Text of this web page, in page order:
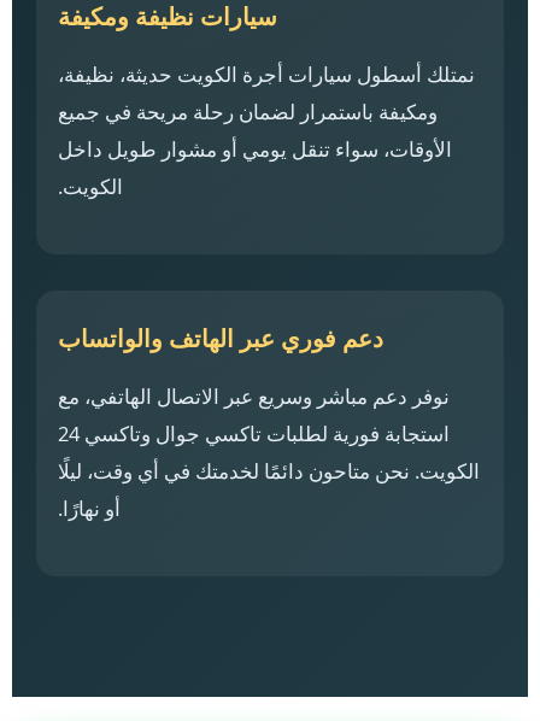
سيارات نظيفة ومكيفة
نمتلك أسطول سيارات أجرة الكويت حديثة، نظيفة،
ومكيفة باستمرار لضمان رحلة مريحة في جميع
الأوقات، سواء تنقل يومي أو مشوار طويل داخل
الكويت.
دعم فوري عبر الهاتف والواتساب
نوفر دعم مباشر وسريع عبر الاتصال الهاتفي، مع
استجابة فورية لطلبات تاكسي جوال وتاكسي 24
الكويت. نحن متاحون دائمًا لخدمتك في أي وقت، ليلًا
أو نهارًا.